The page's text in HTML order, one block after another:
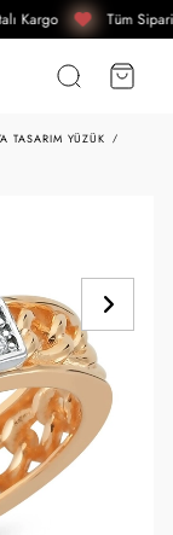
Kargo Tüm
TASARIM YÜZÜK